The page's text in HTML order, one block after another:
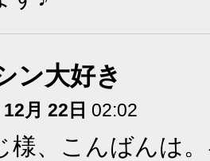
ン大好き
月 22日 02:02
様、こんばんは